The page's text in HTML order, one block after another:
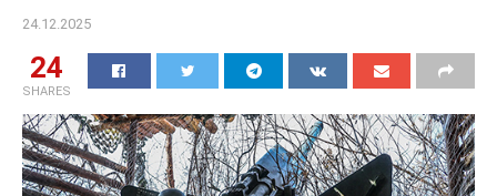
24.12.2025
24
SHARES